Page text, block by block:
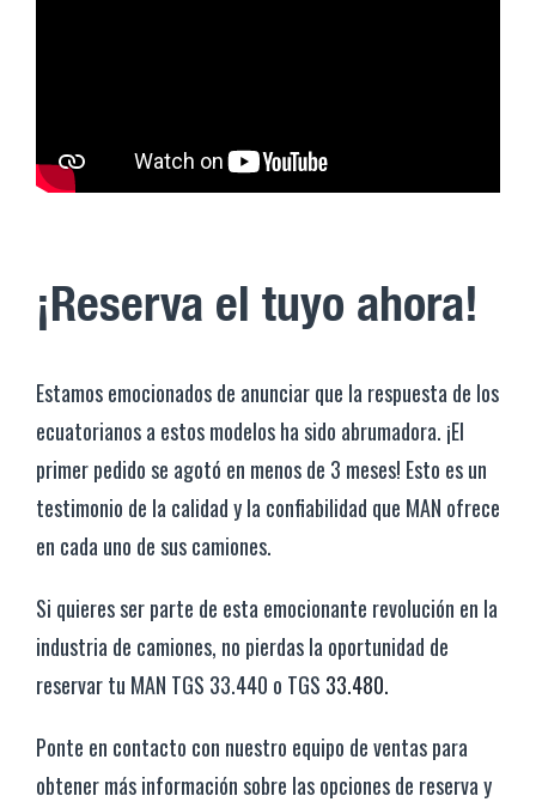
¡Reserva el tuyo ahora!
Estamos emocionados de anunciar que la respuesta de los
ecuatorianos a estos modelos ha sido abrumadora. ¡El
primer pedido se agotó en menos de 3 meses! Esto es un
testimonio de la calidad y la confiabilidad que MAN ofrece
en cada uno de sus camiones.
Si quieres ser parte de esta emocionante revolución en la
industria de camiones, no pierdas la oportunidad de
reservar tu MAN TGS 33.440 o TGS 33.480.
Ponte en contacto con nuestro equipo de ventas para
obtener más información sobre las opciones de reserva y